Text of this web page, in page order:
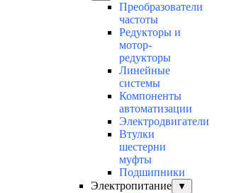
Преобразователи
частоты
Редукторы и
мотор-
редукторы
Линейные
системы
Компоненты
автоматизации
Электродвигатели
Втулки
шестерни
муфты
Подшипники
Электропитание
▼